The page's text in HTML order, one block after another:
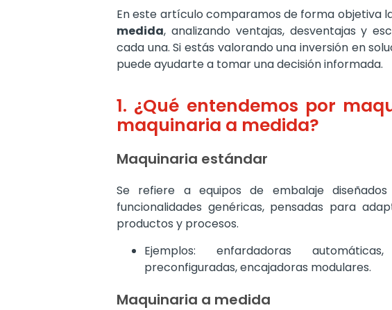
En este artículo comparamos de forma objetiva
medida, analizando ventajas, desventajas y
cada una. Si estás valorando una inversión en
puede ayudarte a tomar una decisión informada.
1. ¿Qué entendemos por
maquinaria a medida?
Maquinaria estándar
Se refiere a equipos de embalaje
funcionalidades genéricas, pensadas para
productos y procesos.
Ejemplos: enfardadoras
preconfiguradas, encajadoras modulares.
Maquinaria a medida